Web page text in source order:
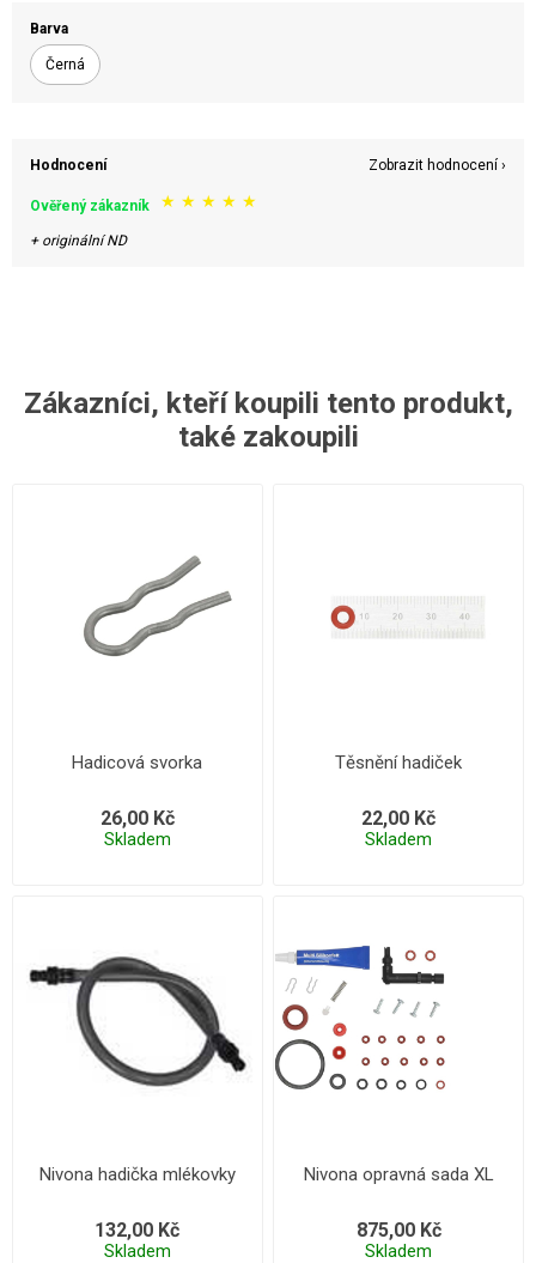
Barva
Černá
Hodnocení Zobrazit hodnocení ›
Ověřený zákazník ★ ★ ★ ★ ★
+ originální ND
Zákazníci, kteří koupili tento produkt,
také zakoupili
Hadicová svorka
26,00 Kč
Skladem
Těsnění hadiček
22,00 Kč
Skladem
Nivona hadička mlékovky
132,00 Kč
Skladem
Nivona opravná sada XL
875,00 Kč
Skladem